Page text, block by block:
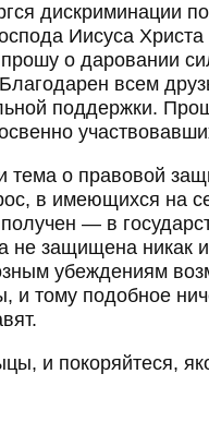
дискриминации
Иисуса Христа
о даровании
всем
поддержки.
тема о правовой
в имеющихся на
— в
не защищена никак
убеждениям
тому подобное
и покоряйтеся,